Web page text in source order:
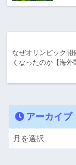
なぜオリンピック開
くなったのか【海
アーカイブ